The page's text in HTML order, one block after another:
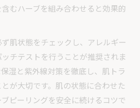
むハーブを組み合わせると効果的
肌状態をチェックし、アレルギー
チテストを行うことが推奨されま
湿と紫外線対策を徹底し、肌トラ
が大切です。肌の状態に合わせた
ピーリングを安全に続けるコツで